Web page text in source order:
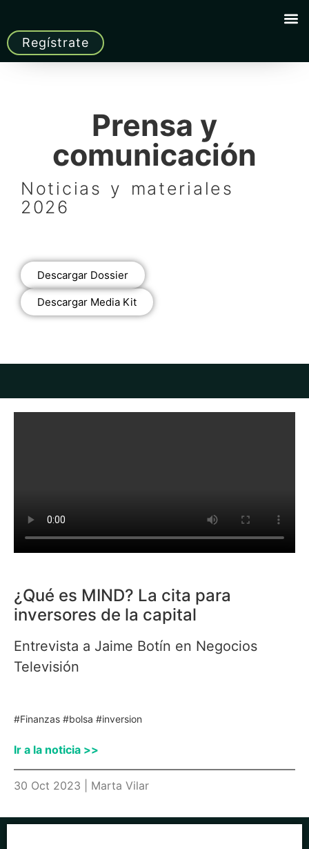
Regístrate
Prensa y
comunicación
Noticias y materiales
2026
Descargar Dossier
Descargar Media Kit
¿Qué es MIND? La cita para
inversores de la capital
Entrevista a Jaime Botín en Negocios
Televisión
#Finanzas #bolsa #inversion
Ir a la noticia >>
30 Oct 2023 | Marta Vilar